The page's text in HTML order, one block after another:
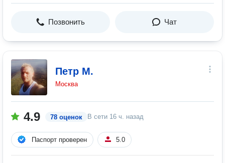
Позвонить Чат
Петр М.
Москва
4.9 78 оценок В сети 16 ч. назад
Паспорт проверен 5.0